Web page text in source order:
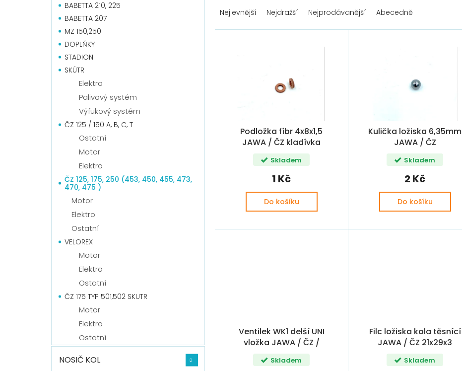
BABETTA 210, 225
BABETTA 207
MZ 150,250
DOPLŇKY
STADION
SKÚTR
Elektro
Palivový systém
Výfukový systém
ČZ 125 / 150 A, B, C, T
Ostatní
Motor
Elektro
ČZ 125, 175, 250 (453, 450, 455, 473,
470, 475 )
Motor
Elektro
Ostatní
VELOREX
Motor
Elektro
Ostatní
ČZ 175 TYP 501,502 SKUTR
Motor
Elektro
Ostatní
NOSIČ KOL
a
e
Nejlevnější Nejdražší Nejprodávanější Abecedně
V
Podložka fíbr 4x8x1,5
JAWA / ČZ kladívka
Skladem
1 Kč
Do košíku
Kulička ložiska 6,35mm
JAWA / ČZ
Skladem
2 Kč
Do košíku
Ventilek WK1 delší UNI
vložka JAWA / ČZ /
SIMSON
Skladem
Filc ložiska kola těsnící
JAWA / ČZ 21x29x3
Skladem